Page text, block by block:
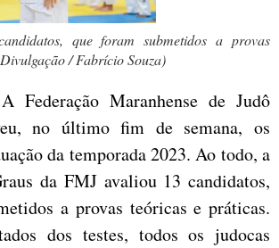
que foram submetidos a provas
/ Fabrício Souza)
Federação Maranhense de Judô
no último fim de semana, os
da temporada 2023. Ao todo, a
da FMJ avaliou 13 candidatos,
a provas teóricas e práticas.
dos testes, todos os judocas